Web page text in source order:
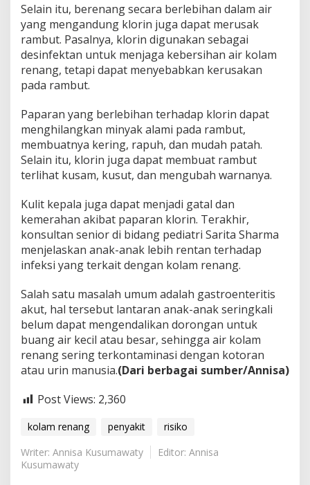
Selain itu, berenang secara berlebihan dalam air
yang mengandung klorin juga dapat merusak
rambut. Pasalnya, klorin digunakan sebagai
desinfektan untuk menjaga kebersihan air kolam
renang, tetapi dapat menyebabkan kerusakan
pada rambut.
Paparan yang berlebihan terhadap klorin dapat
menghilangkan minyak alami pada rambut,
membuatnya kering, rapuh, dan mudah patah.
Selain itu, klorin juga dapat membuat rambut
terlihat kusam, kusut, dan mengubah warnanya.
Kulit kepala juga dapat menjadi gatal dan
kemerahan akibat paparan klorin. Terakhir,
konsultan senior di bidang pediatri Sarita Sharma
menjelaskan anak-anak lebih rentan terhadap
infeksi yang terkait dengan kolam renang.
Salah satu masalah umum adalah gastroenteritis
akut, hal tersebut lantaran anak-anak seringkali
belum dapat mengendalikan dorongan untuk
buang air kecil atau besar, sehingga air kolam
renang sering terkontaminasi dengan kotoran
atau urin manusia.(Dari berbagai sumber/Annisa)
Post Views: 2,360
kolam renang penyakit
risiko
Writer: Annisa Kusumawaty
Editor: Annisa
Kusumawaty